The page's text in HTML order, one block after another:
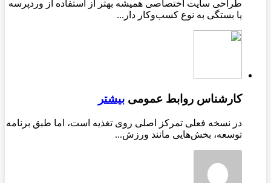
طراحی سایت اختصاصی همیشه بهتر از استفاده از وردپرسه
یا بستگی به نوع کسب‌وکار دار...
کارشناس روابط عمومی بیشتر
در نسخه فعلی تمرکز اصلی روی تغذیه است، اما طبق برنامه
توسعه، بخش‌هایی مانند ورزش...